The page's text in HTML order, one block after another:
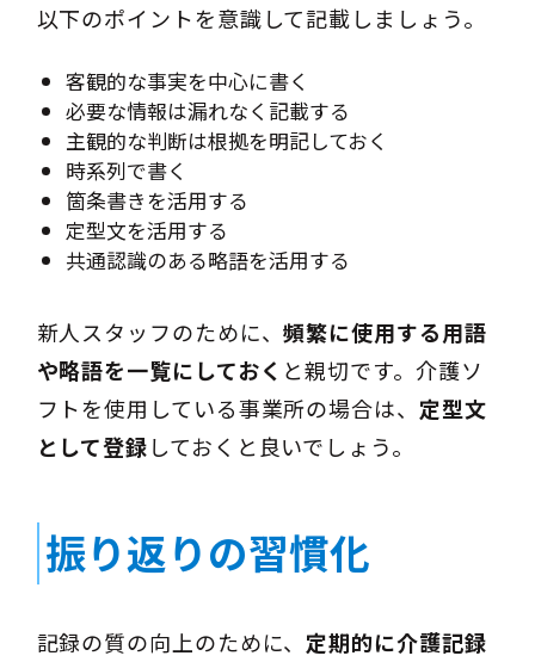
以下のポイントを意識して記載しましょう。
客観的な事実を中心に書く
必要な情報は漏れなく記載する
主観的な判断は根拠を明記しておく
時系列で書く
箇条書きを活用する
定型文を活用する
共通認識のある略語を活用する
新人スタッフのために、頻繁に使用する用語
や略語を一覧にしておく と親切です。介護ソ
フトを使用している事業所の場合は、 定型文
として登録しておくと良いでしょう。
振り返りの習慣化
記録の質の向上のために、 定期的に介護記録